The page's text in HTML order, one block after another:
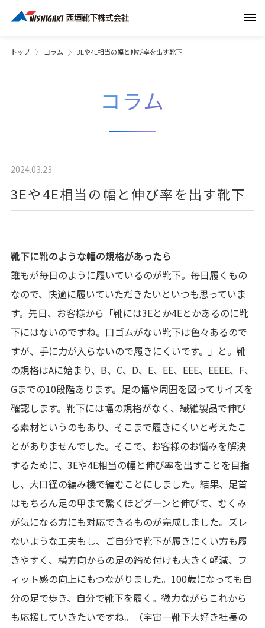
トップ コラム 3Eや4E相当の幅と伸び率を出す靴下
コラム
2024.03.23
3Eや4E相当の幅と伸び率を出す靴下
靴下に靴のような幅の規格があったら
誰もが毎日のように履いているのが靴下。毎日履くもの
なので、快適に履いていただきたいといつも思っていま
す。先日、お客様から「靴には3Eとか4Eとかあるのに靴
下にはないのですね。口ゴムがない靴下は色々あるので
すが、手に力が入らないので履きにくいです。」と。靴
の規格はAに始まり、B、C、D、E、EE、EEE、EEEE、F、
Gまでの10段階あります。足の幅や周囲を図ってサイズを
確認します。靴下には幅の規格がなく、繊維製品で伸び
る素材というのもあり、そこまで履きにくいと考えたこ
とがありませんでした。そこで、お客様のお悩みを解決
するために、3Eや4E相当の幅と伸び率を出すことを目指
し、大口径の編み機で編むことにしました。結果、足首
はもちろん足の甲まで驚くほどグーンと伸びて、むくみ
が気になる方にも対応できるものが完成しました。ズレ
ないような工夫もし、ご自分で靴下が履きにくい方も履
きやすく、横方向からの足の締め付けも大きく軽減、フ
ィット感の向上にもつながりました。100歳になっても自
分の足で歩き、自分で靴下を履く。微力ながらこれから
も応援していきたいですね。
（宇宙一靴下大好き社長の